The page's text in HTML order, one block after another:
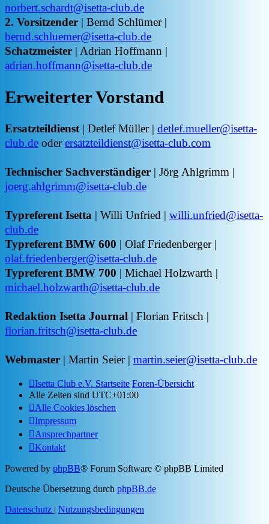
norbert.schardt@isetta-club.de
2. Vorsitzender | Bernd Schlümer |
bernd.schluemer@isetta-club.de
Schatzmeister | Adrian Hoffmann |
adrian.hoffmann@isetta-club.de
Erweiterter Vorstand
Ersatzteildienst | Detlef Müller | detlef.mueller@isetta-
club.de oderersatzteildienst@isetta-club.com
Technischer Sachverständiger | Jörg Ahlgrimm |
joerg.ahlgrimm@isetta-club.de
Typreferent Isetta | Willi Unfried | willi.unfried@isetta-
club.de
Typreferent BMW 600 | Olaf Friedenberger |
olaf.friedenberger@isetta-club.de
Typreferent BMW 700 | Michael Holzwarth |
michael.holzwarth@isetta-club.de
Redaktion Isetta Journal | Florian Fritsch |
florian.fritsch@isetta-club.de
Webmaster | Martin Seier | martin.seier@isetta-club.de
Isetta Club e.V. Startseite Foren-Übersicht
Alle Zeiten sind UTC+01:00
Alle Cookies löschen
Impressum
Ansprechpartner
Kontakt
Powered by phpBB® Forum Software © phpBB Limited
Deutsche Übersetzung durch phpBB.de
Datenschutz | Nutzungsbedingungen